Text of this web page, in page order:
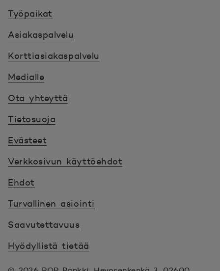
Työpaikat
Asiakaspalvelu
Korttiasiakaspalvelu
Medialle
Ota yhteyttä
Tietosuoja
Evästeet
Verkkosivun käyttöehdot
Ehdot
Turvallinen asiointi
Saavutettavuus
Hyödyllistä tietää